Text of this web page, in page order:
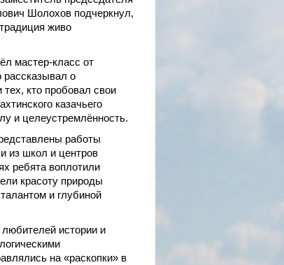
Шолохов подчеркнул,
живо
мастер-класс от
о
кто пробовал свои
казачьего
и целеустремлённость.
работы
из школ и центров
ребята воплотили
красоту природы
и глубиной
истории и
на «раскопки» в